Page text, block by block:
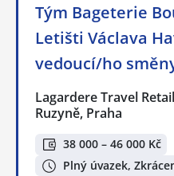
Tým Bageterie
Letišti Václava
vedoucí/ho
Lagardere Travel
Ruzyně, Praha
38 000 – 46 000 Kč
Plný úvazek,